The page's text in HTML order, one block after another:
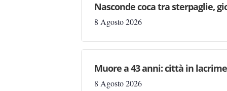
Nasconde coca tra sterpaglie,
8 Agosto 2026
Muore a 43 anni: città in
8 Agosto 2026